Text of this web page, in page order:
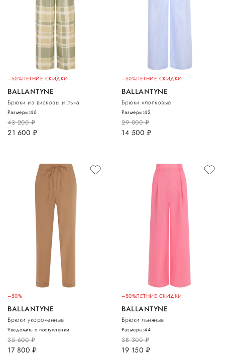
–50%ЛЕТНИЕ СКИДКИ
BALLANTYNE
Брюки из вискозы и льна
43 200руб.
21 600 руб.
Размеры:46
–50%ЛЕТНИЕ СКИДКИ
BALLANTYNE
Брюки хлопковые
29 000руб.
14 500 руб.
Размеры:42
–50%
BALLANTYNE
Брюки укороченные
35 600руб.
17 800 руб.
Уведомить о поступлении
–50%ЛЕТНИЕ СКИДКИ
BALLANTYNE
Брюки льняные
38 300руб.
19 150 руб.
Размеры:44